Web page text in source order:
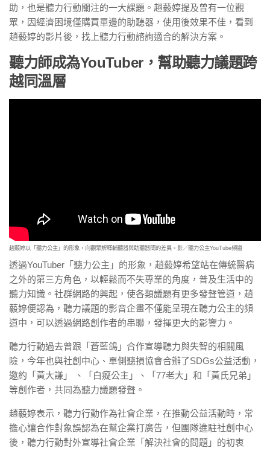
助，也是聽力行動關注的一大課題。趙藙婷提及曾有一位觀
眾，因經濟困境僅購買單邊的助聽器，使用後效果不佳，看到
趙藙婷的影片後，找上聽力行動諮詢適合的解決方案。
聽力師成為YouTuber， 幫助聽力議題跨
越同溫層
趙藙婷以「聽力公主」的形象，向觀眾解釋輔聽器與助聽器間的差異。影／聽力公主YouTube頻道
透過YouTuber「聽力公主」的形象，趙藙婷希望站在傳統醫病
之外的第三方角色，以輕鬆而不失專業的角度，普及生活中的
聽力知識。社群網路的興起，使各類議題有更多發聲管道，趙
藙婷便認為，聽力議題的影音企畫不僅能呈現在聽力公主的頻
道中，可以透過網路創作者的串聯，發揮更大的影響力。
聽力行動過去曾跟「蒼藍鴿」合作宣導聽力與失智的相關風
險，今年也與社創中心、單側聽損協會合辦了SDGs公益活動，
邀約「黃大謙」 、「白癡公主」、「77老大」和「黃氏兄弟」
等創作者，共同為聽力議題發聲。
趙藙婷表示，聽力行動作為社會企業，在推動公益活動時，常
擔心讓合作對象誤認為在幫企業打廣告，但團隊進駐社創中心
後，聽力行動對外宣導社會企業「解決社會的問題」的初衷